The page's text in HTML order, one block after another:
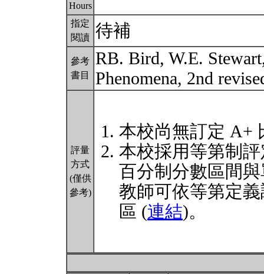
Hours
指定
閱讀 待補
參考
書目
RB. Bird, W.E.
Phenomena, 2nd
評量
方式
(僅供
參考)
本校尚無訂定 A+
本校採用等第制
百分制分數區間
教師可依等第定
區 (連結)。